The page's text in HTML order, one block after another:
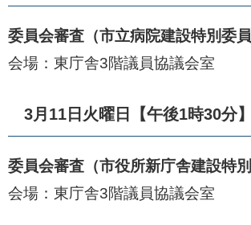
委員会審査（市立病院建設特別委員
会場：東庁舎3階議員協議会室​​
3月11日火曜日【午後1時30分】
委員会審査（市役所新庁舎建設特別
会場：東庁舎3階議員協議会室​​